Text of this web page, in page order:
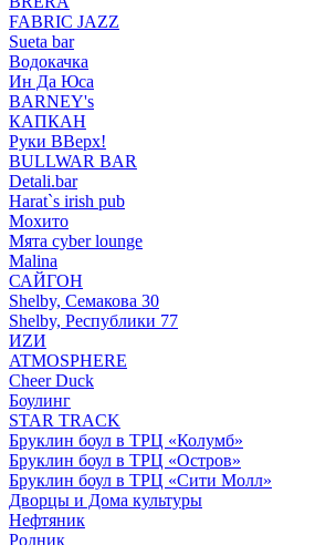
FABRIC JAZZ
Sueta bar
Водокачка
Ин Да Юса
BARNEY's
КАПКАН
Руки ВВерх!
BULLWAR BAR
Detali.bar
Harat`s irish pub
Мохито
Мята cyber lounge
Malina
САЙГОН
Shelby, Семакова 30
Shelby, Республики 77
ИZИ
ATMOSPHERE
Cheer Duck
Боулинг
STAR TRACK
Бруклин боул в ТРЦ «Колумб»
Бруклин боул в ТРЦ «Остров»
Бруклин боул в ТРЦ «Сити Молл»
Дворцы и Дома культуры
Нефтяник
Родник